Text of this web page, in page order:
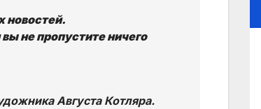
новостей.
не пропустите ничего
Августа Котляра.